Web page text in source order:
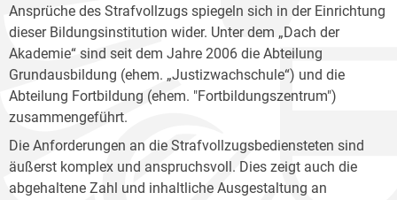
Ansprüche des Strafvollzugs spiegeln sich in der Einrichtung
dieser Bildungsinstitution wider. Unter dem „Dach der
Akademie“ sind seit dem Jahre 2006 die Abteilung
Grundausbildung (ehem. „Justizwachschule“) und die
Abteilung Fortbildung (ehem. "Fortbildungszentrum")
zusammengeführt.
Die Anforderungen an die Strafvollzugsbediensteten sind
äußerst komplex und anspruchsvoll. Dies zeigt auch die
abgehaltene Zahl und inhaltliche Ausgestaltung an